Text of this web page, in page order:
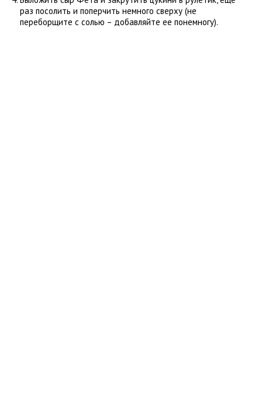
раз посолить и поперчить немного сверху (не
переборщите с солью – добавляйте ее понемногу).